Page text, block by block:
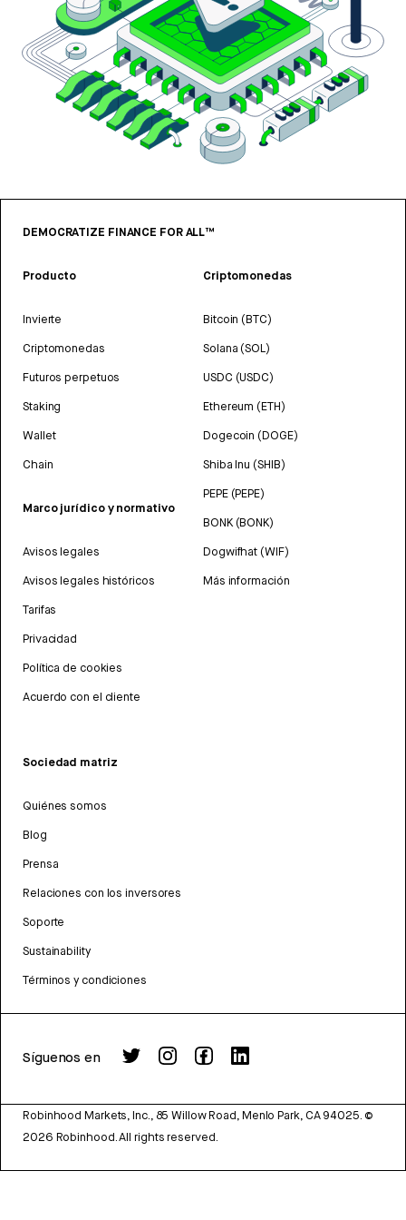
DEMOCRATIZE FINANCE FOR ALL™
Producto
Invierte
Criptomonedas
Futuros perpetuos
Staking
Wallet
Chain
Marco jurídico y normativo
Avisos legales
Avisos legales históricos
Tarifas
Privacidad
Política de cookies
Acuerdo con el cliente
Criptomonedas
Bitcoin (BTC)
Solana (SOL)
USDC (USDC)
Ethereum (ETH)
Dogecoin (DOGE)
Shiba Inu (SHIB)
PEPE (PEPE)
BONK (BONK)
Dogwifhat (WIF)
Más información
Sociedad matriz
Quiénes somos
Blog
Prensa
Relaciones con los inversores
Soporte
Sustainability
Términos y condiciones
Síguenos en
Robinhood Markets, Inc., 85 Willow Road, Menlo Park, CA 94025. ©
2026 Robinhood. All rights reserved.